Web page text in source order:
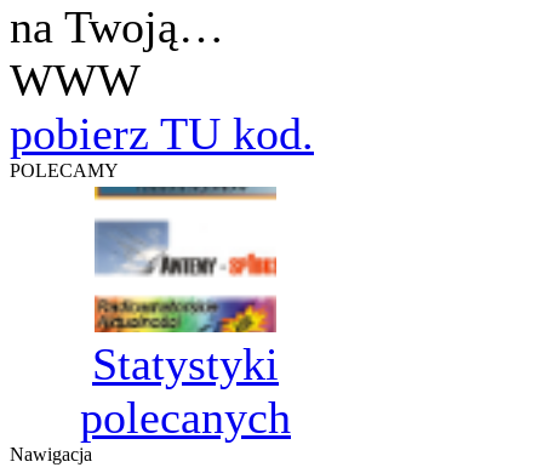
na Twoją…
WWW
pobierz TU kod.
POLECAMY
Statystyki
polecanych
Nawigacja